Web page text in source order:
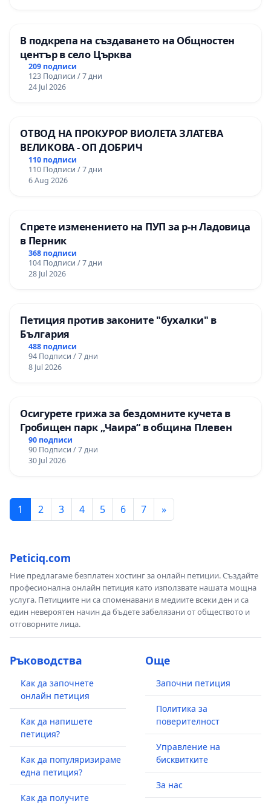
В подкрепа на създаването на Общностен
център в село Църква
209 подписи
123 Подписи / 7 дни
24 Jul 2026
ОТВОД НА ПРОКУРОР ВИОЛЕТА ЗЛАТЕВА
ВЕЛИКОВА - ОП ДОБРИЧ
110 подписи
110 Подписи / 7 дни
6 Aug 2026
Спрете изменението на ПУП за р-н Ладовица
в Перник
368 подписи
104 Подписи / 7 дни
28 Jul 2026
Петиция против законите "бухалки" в
България
488 подписи
94 Подписи / 7 дни
8 Jul 2026
Осигурете грижа за бездомните кучета в
Гробищен парк „Чаира“ в община Плевен
90 подписи
90 Подписи / 7 дни
30 Jul 2026
1 2 3 4 5 6 7 »
Peticiq.com
Ние предлагаме безплатен хостинг за онлайн петиции. Създайте
професионална онлайн петиция като използвате нашата мощна
услуга. Петициите ни са споменавани в медиите всеки ден и са
един невероятен начин да бъдете забелязани от обществото и
отговорните лица.
Ръководства
Как да започнете
онлайн петиция
Как да напишете
петиция?
Как да популяризираме
една петиция?
Как да получите
Още
Започни петиция
Политика за
поверителност
Управление на
бисквитките
За нас